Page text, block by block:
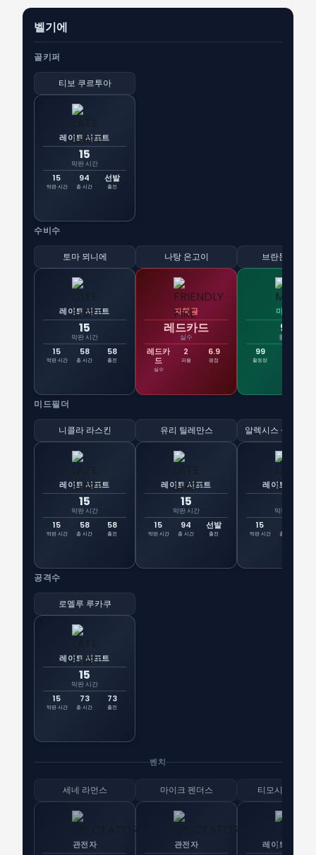
벨기에
골키퍼
티보 쿠르투아
레이트 시프트
15
막판 시간
15
막판 시간
94
총 시간
선발
출전
수비수
토마 뫼니에
레이트 시프트
15
막판 시간
15
막판 시간
58
총 시간
58
출전
나탕 은고이
자책골
레드카드
실수
레드카
드
실수
2
파울
6.9
평점
브란돈 메헬레
마그넷
99
활동량
99
활동량
미드필더
니콜라 라스킨
레이트 시프트
15
막판 시간
15
막판 시간
58
총 시간
58
출전
유리 틸레만스
레이트 시프트
15
막판 시간
15
막판 시간
94
총 시간
선발
출전
알렉시스 살레마
레이트 시프트
막판 시간
15
막판 시간 총 시간
공격수
로멜루 루카쿠
레이트 시프트
15
막판 시간
15
막판 시간
73
총 시간
73
출전
벤치
세네 라먼스
관전자
마이크 펜더스
관전자
티모시 카스타
레이트 시프트